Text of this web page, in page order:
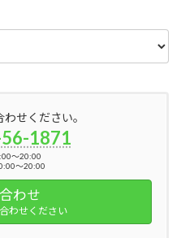
せください。
1871
～20:00
～20:00
わせ
わせください